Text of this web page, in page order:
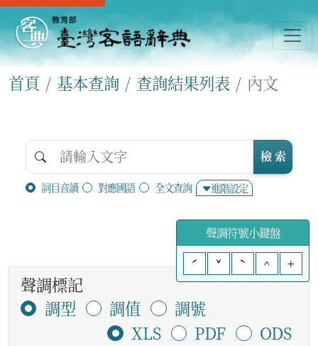
首頁 基本查詢 查詢結果列表 內文
詞目音讀 對應國語 全文查詢 進階設定
檢 索
聲調符號小鍵盤
ˊ
ˇ ˋ ^ +
聲調標記
調型
調值
調號
XLS
PDF
ODS